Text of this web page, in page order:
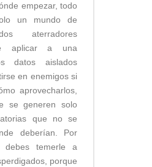
empezar, todo
un mundo de
aterradores
aplicar a una
datos aislados
en enemigos si
aprovecharlos,
se generen solo
que no se
deberían. Por
temerle a
porque